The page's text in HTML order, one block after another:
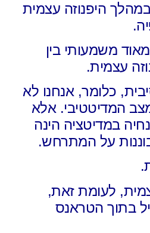
היפנוזה עצמית
משמעותי בין
עצמית.
כלומר, אנחנו לא
המדיטטיבי. אלא
במדיטציה הינה
על המתרחש.
לעומת זאת,
בתוך הטראנס